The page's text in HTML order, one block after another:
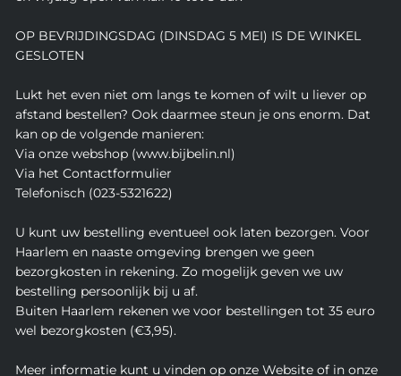
OP BEVRIJDINGSDAG (DINSDAG 5 MEI) IS DE WINKEL
GESLOTEN
Lukt het even niet om langs te komen of wilt u liever op
afstand bestellen? Ook daarmee steun je ons enorm. Dat
kan op de volgende manieren:
Via onze webshop (www.bijbelin.nl)
Via het Contactformulier
Telefonisch (023-5321622)
U kunt uw bestelling eventueel ook laten bezorgen. Voor
Haarlem en naaste omgeving brengen we geen
bezorgkosten in rekening. Zo mogelijk geven we uw
bestelling persoonlijk bij u af.
Buiten Haarlem rekenen we voor bestellingen tot 35 euro
wel bezorgkosten (€3,95).
Meer informatie kunt u vinden op onze Website of in onze